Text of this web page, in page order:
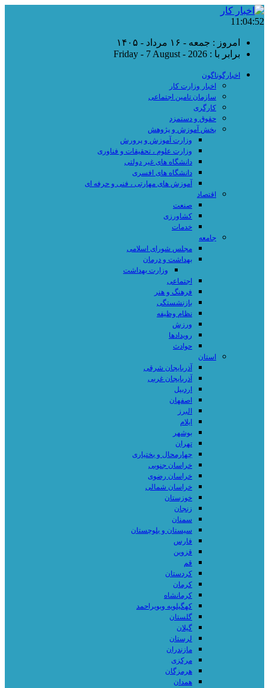
11:04:52
امروز : جمعه - ۱۶ مرداد - ۱۴۰۵
برابر با : Friday - 7 August - 2026
اخبارگوناگون
اخبار وزارت کار
سازمان تامین اجتماعی
کارگری
حقوق و دستمزد
بخش آموزش و پژوهش
وزارت آموزش و پرورش
وزارت علوم ، تحقیقات و فناوری
دانشگاه های غیر دولتی
دانشگاه های افسری
آموزش های مهارتی ، فنی و حرفه ای
اقتصاد
صنعت
کشاورزی
خدمات
جامعه
مجلس شورای اسلامی
بهداشت و درمان
وزارت بهداشت
اجتماعی
فرهنگ و هنر
بازنشستگی
نظام وظیفه
ورزش
رویدادها
حوادث
استان
آذربایجان شرقی
آذربایجان غربی
اردبیل
اصفهان
البرز
ایلام
بوشهر
تهران
چهارمحال و بختیاری
خراسان جنوبی
خراسان رضوی
خراسان شمالی
خوزستان
زنجان
سمنان
سیستان و بلوچستان
فارس
قزوین
قم
کردستان
کرمان
کرمانشاه
کهگیلویه وبویراحمد
گلستان
گیلان
لرستان
مازندران
مرکزی
هرمزگان
همدان